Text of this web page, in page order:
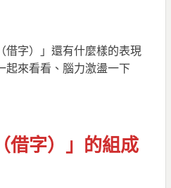
借字）」還有什麼樣的表現
起來看看、腦力激盪一下
借字）」的組成